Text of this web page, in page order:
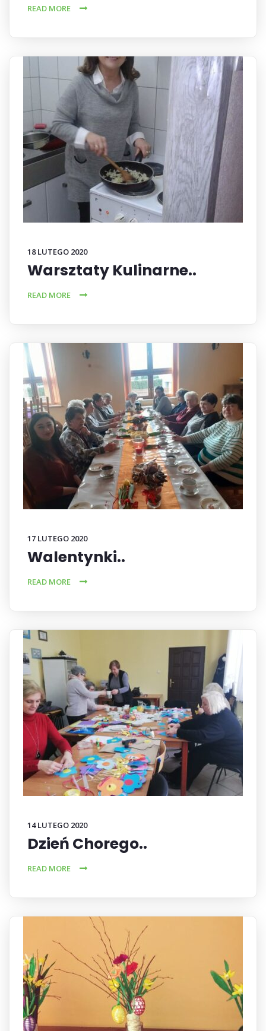
READ MORE
18 LUTEGO 2020
Warsztaty Kulinarne..
READ MORE
17 LUTEGO 2020
Walentynki..
READ MORE
14 LUTEGO 2020
Dzień Chorego..
READ MORE